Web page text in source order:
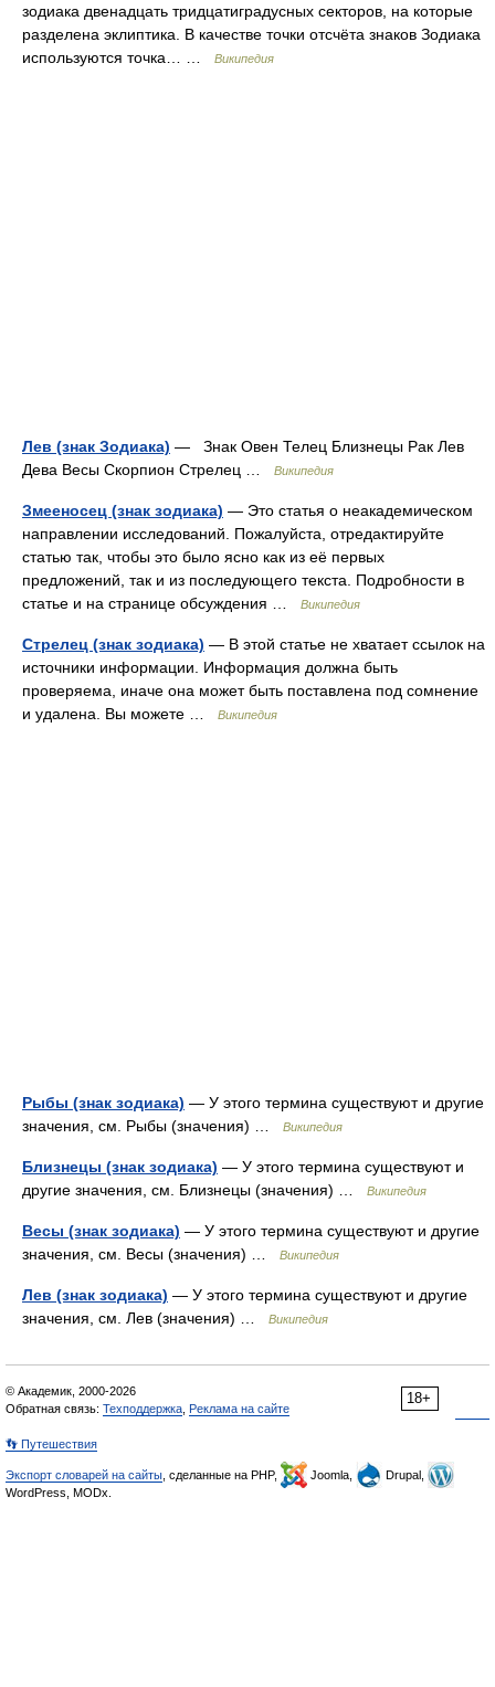
зодиака двенадцать тридцатиградусных секторов, на которые
разделена эклиптика. В качестве точки отсчёта знаков Зодиака
используются точка… …
Википедия
Лев (знак Зодиака) — Знак Овен Телец Близнецы Рак Лев
Дева Весы Скорпион Стрелец …
Википедия
Змееносец (знак зодиака) — Это статья о неакадемическом
направлении исследований. Пожалуйста, отредактируйте
статью так, чтобы это было ясно как из её первых
предложений, так и из последующего текста. Подробности в
статье и на странице обсуждения …
Википедия
Стрелец (знак зодиака) — В этой статье не хватает ссылок на
источники информации. Информация должна быть
проверяема, иначе она может быть поставлена под сомнение
и удалена. Вы можете …
Википедия
Рыбы (знак зодиака) — У этого термина существуют и другие
значения, см. Рыбы (значения) …
Википедия
Близнецы (знак зодиака) — У этого термина существуют и
другие значения, см. Близнецы (значения) …
Википедия
Весы (знак зодиака) — У этого термина существуют и другие
значения, см. Весы (значения) …
Википедия
Лев (знак зодиака) — У этого термина существуют и другие
значения, см. Лев (значения) …
Википедия
18+
© Академик, 2000-2026
Обратная связь: Техподдержка Реклама на сайте
👣 Путешествия
Экспорт словарей на сайты , сделанные на PHP, Joomla,
Drupal,
WordPress, MODx.